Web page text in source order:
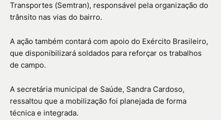
Transportes (Semtran), responsável pela organização do
trânsito nas vias do bairro.
A ação também contará com apoio do Exército Brasileiro,
que disponibilizará soldados para reforçar os trabalhos
de campo.
A secretária municipal de Saúde, Sandra Cardoso,
ressaltou que a mobilização foi planejada de forma
técnica e integrada.